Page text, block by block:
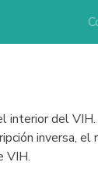
interior del
inversa,
VIH.